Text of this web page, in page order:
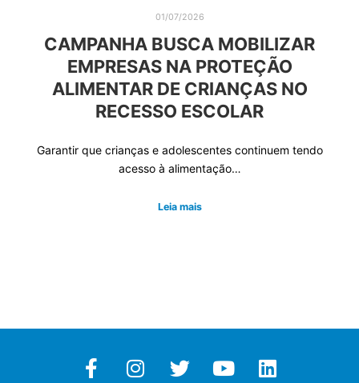
01/07/2026
CAMPANHA BUSCA MOBILIZAR
EMPRESAS NA PROTEÇÃO
ALIMENTAR DE CRIANÇAS NO
RECESSO ESCOLAR
Garantir que crianças e adolescentes continuem tendo
acesso à alimentação…
Leia mais